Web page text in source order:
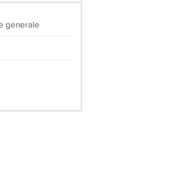
generale